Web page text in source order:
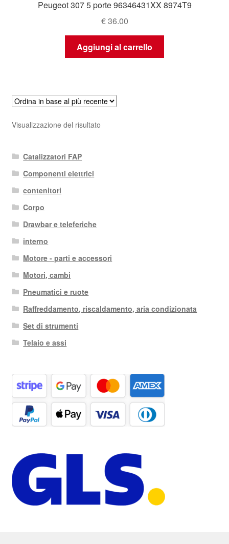
Peugeot 307 5 porte 96346431XX 8974T9
€36.00
Aggiungi al carrello
Visualizzazione del risultato
Catalizzatori FAP
Componenti elettrici
contenitori
Corpo
Drawbar e teleferiche
interno
Motore - parti e accessori
Motori, cambi
Pneumatici e ruote
Raffreddamento, riscaldamento, aria condizionata
Set di strumenti
Telaio e assi